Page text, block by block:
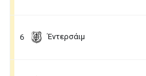
6 Έντερσάιμ